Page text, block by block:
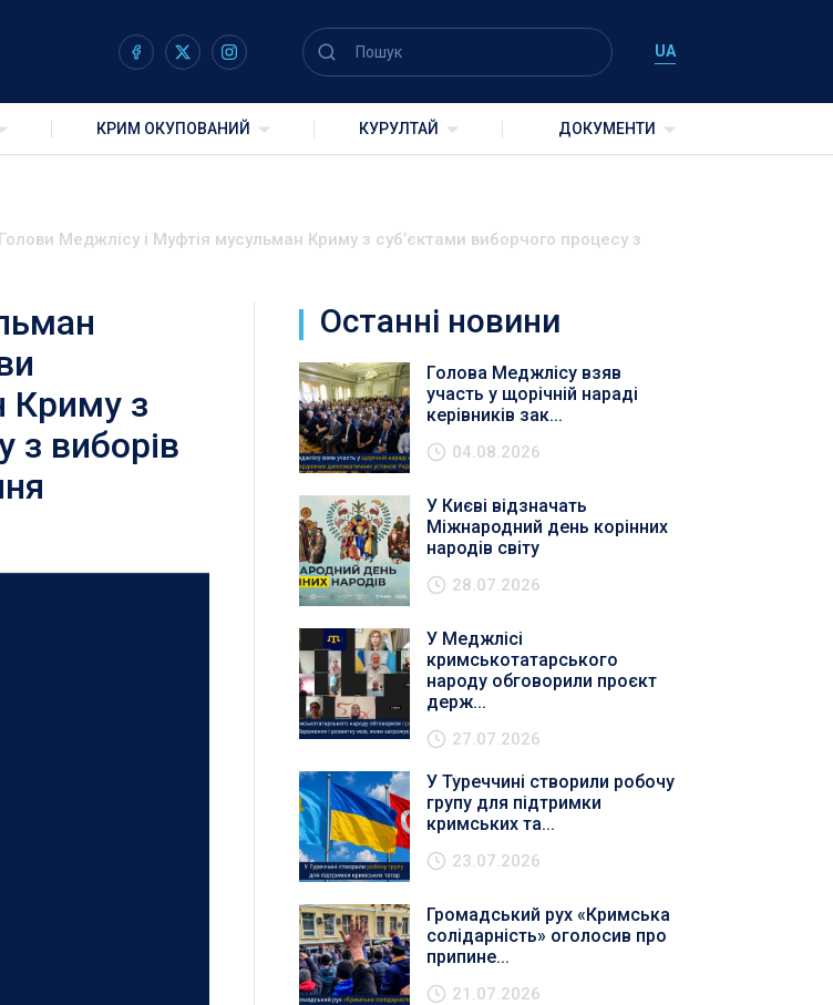
UA
КРИМ ОКУПОВАНИЙ КУРУЛТАЙ ДОКУМЕНТИ
Меджлісу і Муфтія мусульман Криму з суб’єктами виборчого процесу з
Криму з
з виборів
Останні новини
Голова Меджлісу взяв
участь у щорічній нараді
керівників зак...
04.08.2026
У Києві відзначать
Міжнародний день корінних
народів світу
28.07.2026
У Меджлісі
кримськотатарського
народу обговорили проєкт
держ...
27.07.2026
У Туреччині створили робочу
групу для підтримки
кримських та...
23.07.2026
Громадський рух «Кримська
солідарність» оголосив про
припине...
21.07.2026